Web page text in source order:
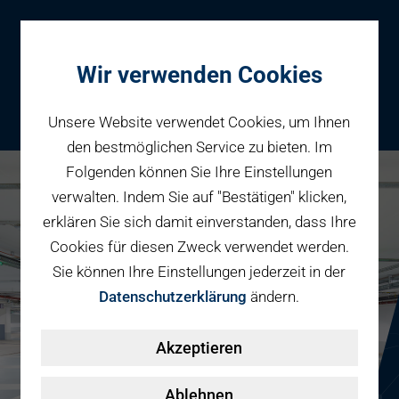
Parken
Reservieren
Fahrradparken
Geschäftspartner
Parkraumbewirtschaftung
Smart Mobility Hubs
Services
Karriere bei PBW
Wir verwenden Cookies
Unsere Website verwendet Cookies, um Ihnen
den bestmöglichen Service zu bieten. Im
Folgenden können Sie Ihre Einstellungen
verwalten. Indem Sie auf "Bestätigen" klicken,
erklären Sie sich damit einverstanden, dass Ihre
Cookies für diesen Zweck verwendet werden.
Sie können Ihre Einstellungen jederzeit in der
Datenschutzerklärung ändern.
Akzeptieren
Ablehnen